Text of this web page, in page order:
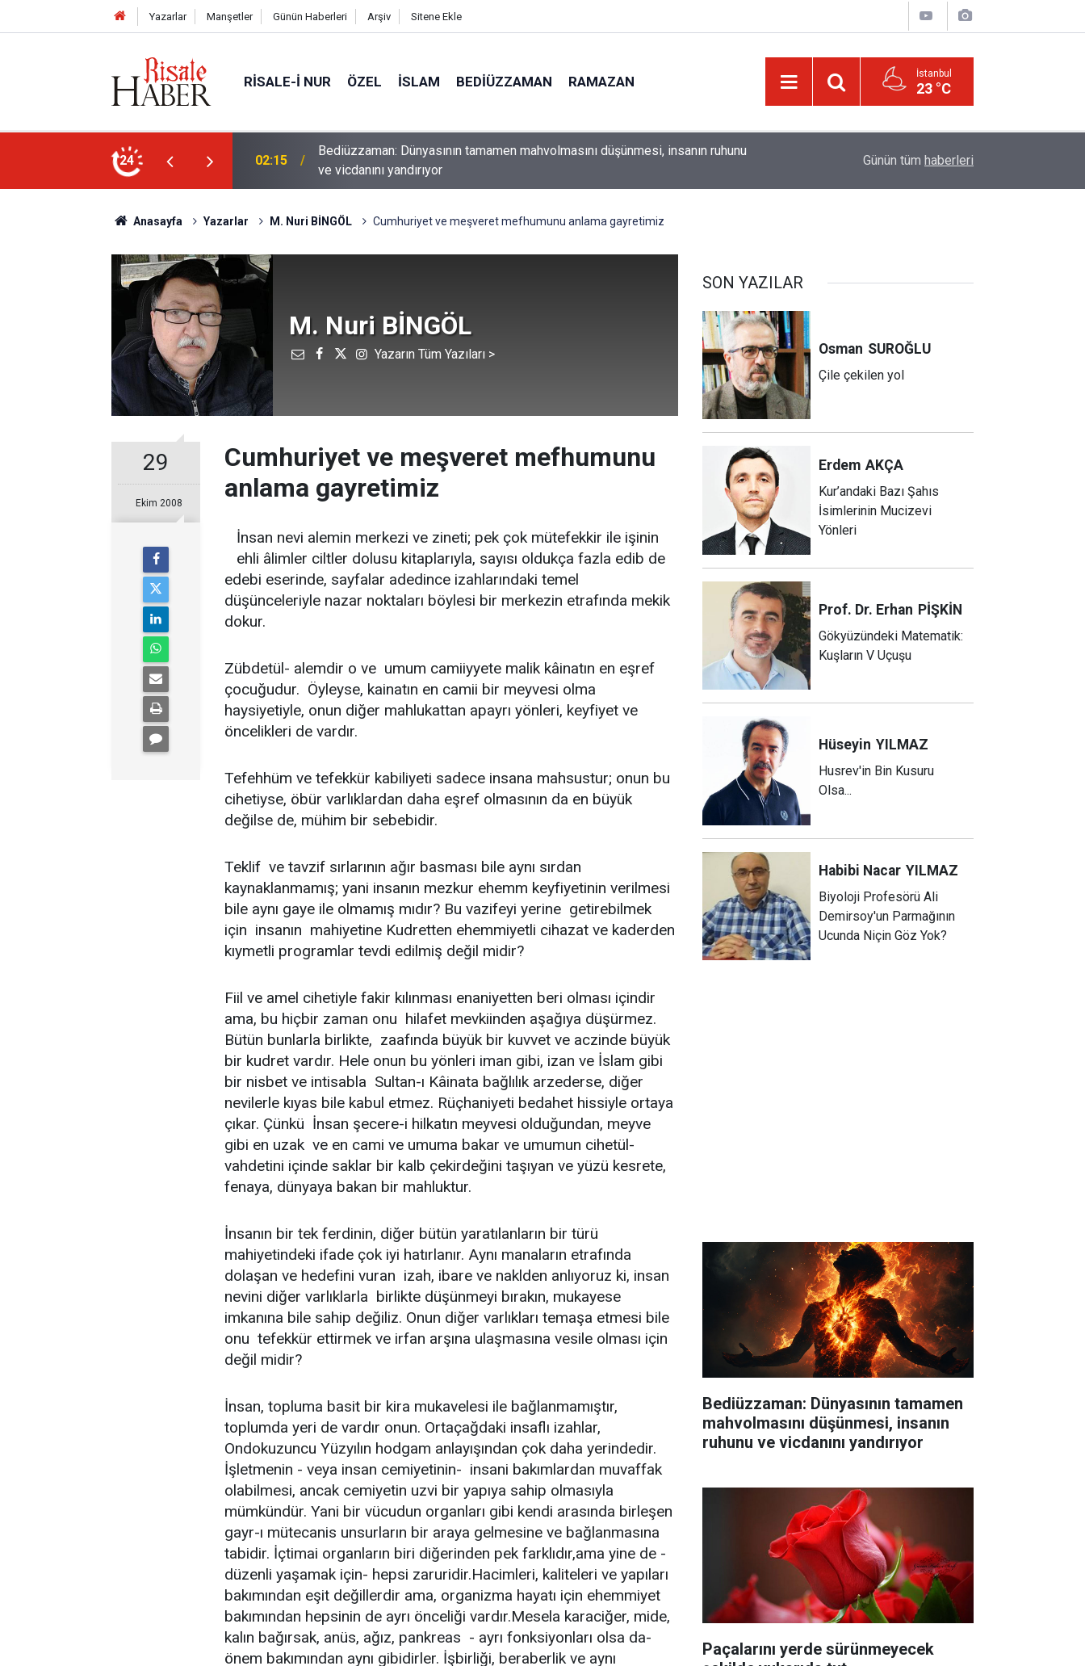
Yazarlar Manşetler Günün Haberleri Arşiv Sitene Ekle
RISALE-I NUR ÖZEL İSLAM BEDIÜZZAMAN RAMAZAN İstanbul
23 °C
24
mahvolmasını düşünmesi, insanın ruhunu
01:45 Paçalarını yerde sürünmeyecek şekilde yukarıda tut Güldüren de O’dur, ağlatan da O’dur, öldüren de
Günün tüm haberleri
Anasayfa Yazarlar M. Nuri BİNGÖL Cumhuriyet ve meşveret mefhumunu anlama gayretimiz
M. Nuri BİNGÖL
Yazarın Tüm Yazıları >
29
Ekim 2008
Cumhuriyet ve meşveret mefhumunu
anlama gayretimiz
İnsan nevi alemin merkezi ve zineti; pek çok mütefekkir ile işinin
ehli âlimler ciltler dolusu kitaplarıyla, sayısı oldukça fazla edib de
edebi eserinde, sayfalar adedince izahlarındaki temel
düşünceleriyle nazar noktaları böylesi bir merkezin etrafında mekik
dokur.
Zübdetül- alemdir o ve umum camiiyyete malik kâinatın en eşref
çocuğudur. Öyleyse, kainatın en camii bir meyvesi olma
haysiyetiyle, onun diğer mahlukattan apayrı yönleri, keyfiyet ve
öncelikleri de vardır.
Tefehhüm ve tefekkür kabiliyeti sadece insana mahsustur; onun bu
cihetiyse, öbür varlıklardan daha eşref olmasının da en büyük
değilse de, mühim bir sebebidir.
Teklif  ve tavzif sırlarının ağır basması bile aynı sırdan
kaynaklanmamış; yani insanın mezkur ehemm keyfiyetinin verilmesi
bile aynı gaye ile olmamış mıdır? Bu vazifeyi yerine getirebilmek
için insanın mahiyetine Kudretten ehemmiyetli cihazat ve kaderden
kıymetli programlar tevdi edilmiş değil midir?
Fiil ve amel cihetiyle fakir kılınması enaniyetten beri olması içindir
ama, bu hiçbir zaman onu hilafet mevkiinden aşağıya düşürmez.
Bütün bunlarla birlikte, zaafında büyük bir kuvvet ve aczinde büyük
bir kudret vardır. Hele onun bu yönleri iman gibi, izan ve İslam gibi
bir nisbet ve intisabla Sultan-ı Kâinata bağlılık arzederse, diğer
nevilerle kıyas bile kabul etmez. Rüçhaniyeti bedahet hissiyle ortaya
çıkar. Çünkü İnsan şecere-i hilkatın meyvesi olduğundan, meyve
gibi en uzak ve en cami ve umuma bakar ve umumun cihetül-
vahdetini içinde saklar bir kalb çekirdeğini taşıyan ve yüzü kesrete,
fenaya, dünyaya bakan bir mahluktur.
İnsanın bir tek ferdinin, diğer bütün yaratılanların bir türü
mahiyetindeki ifade çok iyi hatırlanır. Aynı manaların etrafında
dolaşan ve hedefini vuran izah, ibare ve naklden anlıyoruz ki, insan
nevini diğer varlıklarla birlikte düşünmeyi bırakın, mukayese
imkanına bile sahip değiliz. Onun diğer varlıkları temaşa etmesi bile
onu tefekkür ettirmek ve irfan arşına ulaşmasına vesile olması için
değil midir?
İnsan, topluma basit bir kira mukavelesi ile bağlanmamıştır,
toplumda yeri de vardır onun. Ortaçağdaki insaflı izahlar,
Ondokuzuncu Yüzyılın hodgam anlayışından çok daha yerindedir.
İşletmenin - veya insan cemiyetinin- insani bakımlardan muvaffak
olabilmesi, ancak cemiyetin uzvi bir yapıya sahip olmasıyla
mümkündür. Yani bir vücudun organları gibi kendi arasında birleşen
gayr-ı mütecanis unsurların bir araya gelmesine ve bağlanmasına
tabidir. İçtimai organların biri diğerinden pek farklıdır,ama yine de -
düzenli yaşamak için- hepsi zaruridir.Hacimleri, kaliteleri ve yapıları
bakımından eşit değillerdir ama, organizma hayatı için ehemmiyet
bakımından hepsinin de ayrı önceliği vardır.Mesela karaciğer, mide,
kalın bağırsak, anüs, ağız, pankreas - ayrı fonksiyonları olsa da-
önem bakımından aynı gibidirler. İşbirliği, beraberlik ve aynı
SON YAZILAR
Osman SUROĞLU
Çile çekilen yol
Erdem AKÇA
Kur’andaki Bazı Şahıs
İsimlerinin Mucizevi
Yönleri
Prof. Dr. Erhan PİŞKİN
Gökyüzündeki Matematik:
Kuşların V Uçuşu
Hüseyin YILMAZ
Husrev'in Bin Kusuru
Olsa...
Habibi Nacar YILMAZ
Biyoloji Profesörü Ali
Demirsoy'un Parmağının
Ucunda Niçin Göz Yok?
Bediüzzaman: Dünyasının tamamen
mahvolmasını düşünmesi, insanın
ruhunu ve vicdanını yandırıyor
Paçalarını yerde sürünmeyecek